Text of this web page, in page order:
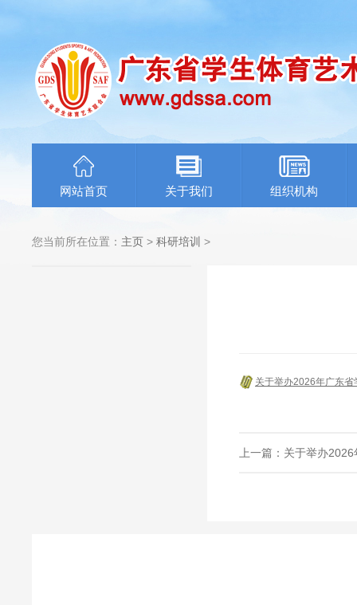
网站首页 关于我们 组织机构
您当前所在位置： 主页 > 科研培训 >
关于举办2026年广东
上一篇： 关于举办